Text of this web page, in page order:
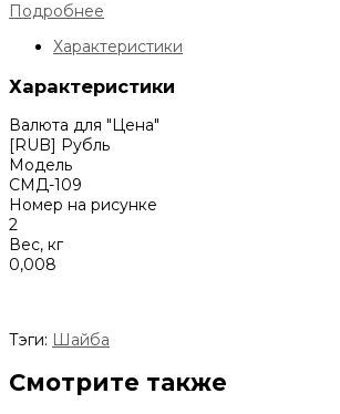
Подробнее
Характеристики
Характеристики
Валюта для "Цена"
[RUB] Рубль
Модель
СМД-109
Номер на рисунке
2
Вес, кг
0,008
Тэги: Шайба
Смотрите также